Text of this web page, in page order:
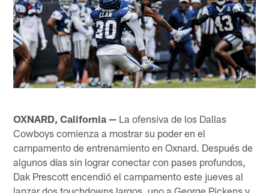
OXNARD, California — La ofensiva de los Dallas
Cowboys comienza a mostrar su poder en el
campamento de entrenamiento en Oxnard. Después de
algunos días sin lograr conectar con pases profundos,
Dak Prescott encendió el campamento este jueves al
lanzar dos touchdowns largos, uno a George Pickens y